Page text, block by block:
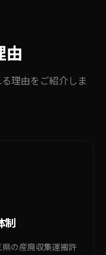
由
理由をご紹介しま
制
の産廃収集運搬許